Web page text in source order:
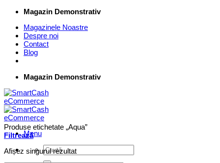
Skip
content
Magazin Demonstrativ
Magazinele Noastre
Despre noi
Contact
Blog
Magazin Demonstrativ
Menu
Caută
după:
Produse etichetate „Aqua”
Filtrează
Afișez singurul rezultat